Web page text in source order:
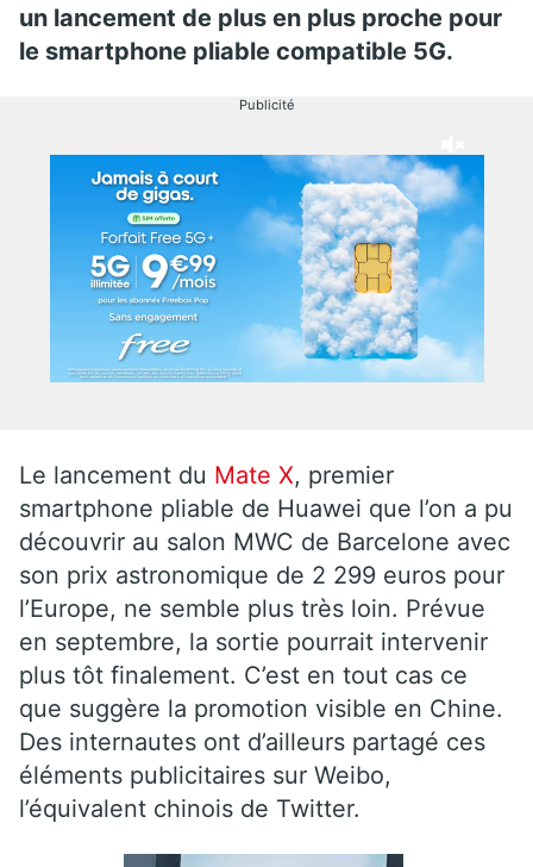
un lancement de plus en plus proche pour
le smartphone pliable compatible 5G.
Publicité
Le lancement du Mate X, premier
smartphone pliable de Huawei que l’on a pu
découvrir au salon MWC de Barcelone avec
son prix astronomique de 2 299 euros pour
l’Europe, ne semble plus très loin. Prévue
en septembre, la sortie pourrait intervenir
plus tôt finalement. C’est en tout cas ce
que suggère la promotion visible en Chine.
Des internautes ont d’ailleurs partagé ces
éléments publicitaires sur Weibo,
l’équivalent chinois de Twitter.